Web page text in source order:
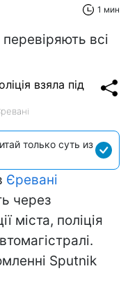
1 мин
всі
только суть из
Єревані
через
міста, поліція
Sputnik